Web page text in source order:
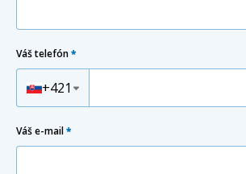
Váš telefón*
+421
Váš e-mail*